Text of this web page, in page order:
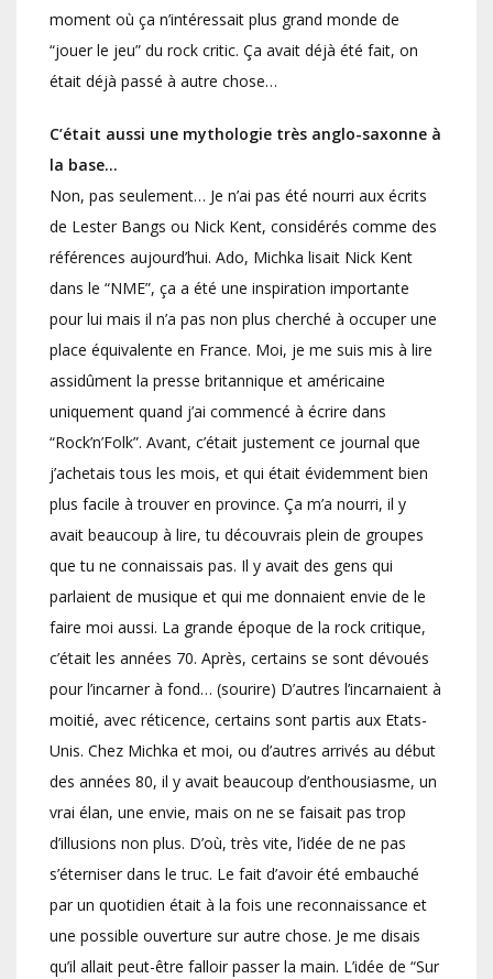
moment où ça n’intéressait plus grand monde de
“jouer le jeu” du rock critic. Ça avait déjà été fait, on
était déjà passé à autre chose…
C’était aussi une mythologie très anglo-saxonne à
la base…
Non, pas seulement… Je n’ai pas été nourri aux écrits
de Lester Bangs ou Nick Kent, considérés comme des
références aujourd’hui. Ado, Michka lisait Nick Kent
dans le “NME”, ça a été une inspiration importante
pour lui mais il n’a pas non plus cherché à occuper une
place équivalente en France. Moi, je me suis mis à lire
assidûment la presse britannique et américaine
uniquement quand j’ai commencé à écrire dans
“Rock’n’Folk”. Avant, c’était justement ce journal que
j’achetais tous les mois, et qui était évidemment bien
plus facile à trouver en province. Ça m’a nourri, il y
avait beaucoup à lire, tu découvrais plein de groupes
que tu ne connaissais pas. Il y avait des gens qui
parlaient de musique et qui me donnaient envie de le
faire moi aussi. La grande époque de la rock critique,
c’était les années 70. Après, certains se sont dévoués
pour l’incarner à fond… (sourire) D’autres l’incarnaient à
moitié, avec réticence, certains sont partis aux Etats-
Unis. Chez Michka et moi, ou d’autres arrivés au début
des années 80, il y avait beaucoup d’enthousiasme, un
vrai élan, une envie, mais on ne se faisait pas trop
d’illusions non plus. D’où, très vite, l’idée de ne pas
s’éterniser dans le truc. Le fait d’avoir été embauché
par un quotidien était à la fois une reconnaissance et
une possible ouverture sur autre chose. Je me disais
qu’il allait peut-être falloir passer la main. L’idée de “Sur